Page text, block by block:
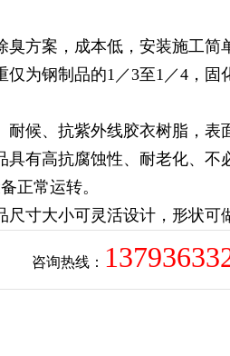
方案，成本低，安装施工简
为钢制品的1／3至1／4，
候、抗紫外线胶衣树脂，表
有高抗腐蚀性、耐老化、
正常运转。
寸大小可灵活设计，形状可
咨询热线：